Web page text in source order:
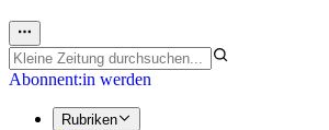
Abonnent:in werden
Rubriken